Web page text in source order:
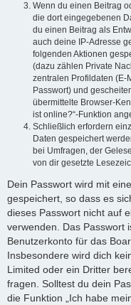
Wenn du einen Beitrag
die dort eingegebenen
du einen Beitrag als
auch deine IP-Adresse
folgenden Aktionen
(dazu zählen Private
zentralen Profildaten (E-
Passwort) und
übermittelte Browser-
ist online?“-Funktion
Schließlich erfordern
Daten gespeichert
bei Umfragen, der
von dir gesetzte
Dein Passwort wird mit
gespeichert, so dass es
dieses Passwort nicht auf
verwenden. Das Passwort
Benutzerkonto für das
Insbesondere wird dich
Limited oder ein Dritter
fragen. Solltest du dein
die Funktion „Ich habe